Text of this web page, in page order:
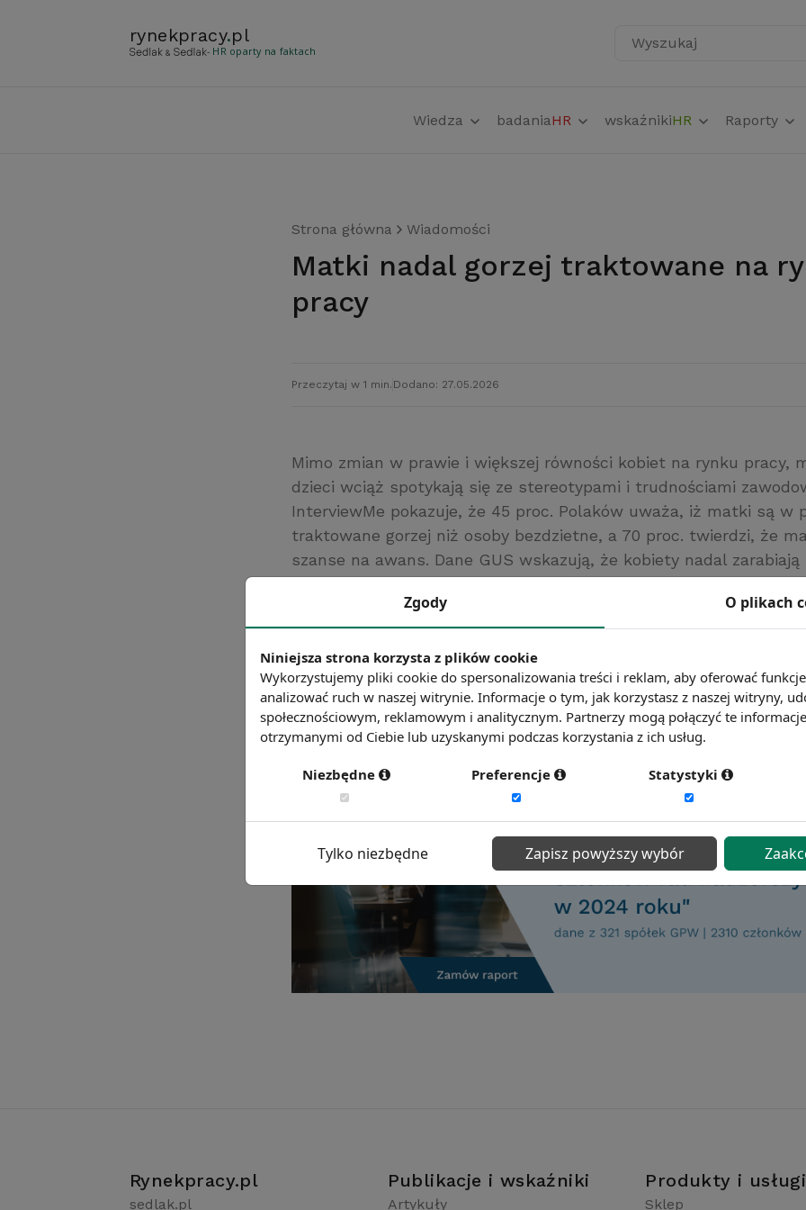
rynekpracy.pl
- HR oparty na faktach Wyszukaj
Wiedza badaniaHR wskaźnikiHR Raporty
Strona główna Wiadomości
Matki nadal gorzej traktowane na rynku
pracy
Przeczytaj w 1 min. Dodano: 27.05.2026
Mimo zmian w prawie i większej równości kobiet na rynku pracy,
dzieci wciąż spotykają się ze stereotypami i trudnościami
InterviewMe pokazuje, że 45 proc. Polaków uważa, iż matki są w
traktowane gorzej niż osoby bezdzietne, a 70 proc. twierdzi, że
szanse na awans. Dane GUS wskazują, że kobiety nadal zarabiają
Pracodawcy obawiają się częstszych nieobecności i elastycznego
choć eksperci podkreślają, że matki rozwijają cenne
organizacja czasu, odporność na stres czy wielozadaniowość.
Źródło: https://www.pulshr.pl
Chcesz wiedzieć więcej? Zobacz więcej wiadomości
Rynekpracy.pl
sedlak.pl
Publikacje i wskaźniki
Artykuły
Produkty i usługi
Sklep
Zgody O plikach
Niniejsza strona korzysta z plików cookie
Wykorzystujemy pliki cookie do spersonalizowania treści i reklam, aby oferować funkcje
analizować ruch w naszej witrynie. Informacje o tym, jak korzystasz z naszej witryny,
społecznościowym, reklamowym i analitycznym. Partnerzy mogą połączyć te
otrzymanymi od Ciebie lub uzyskanymi podczas korzystania z ich usług.
Niezbędne Preferencje Statystyki
Tylko niezbędne Zapisz powyższy wybór